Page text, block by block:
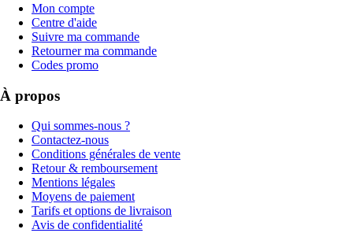
Mon compte
Centre d'aide
Suivre ma commande
Retourner ma commande
Codes promo
À propos
Qui sommes-nous ?
Contactez-nous
Conditions générales de vente
Retour & remboursement
Mentions légales
Moyens de paiement
Tarifs et options de livraison
Avis de confidentialité